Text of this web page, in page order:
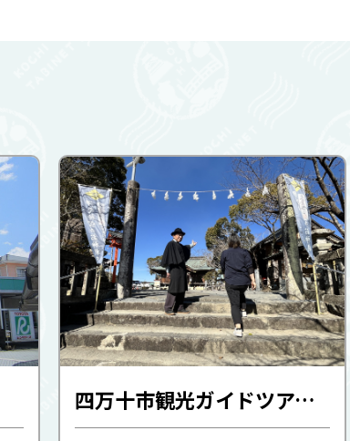
四万十市観光ガイドツアー(四万十市観光ガイドLOILOIしまんと)